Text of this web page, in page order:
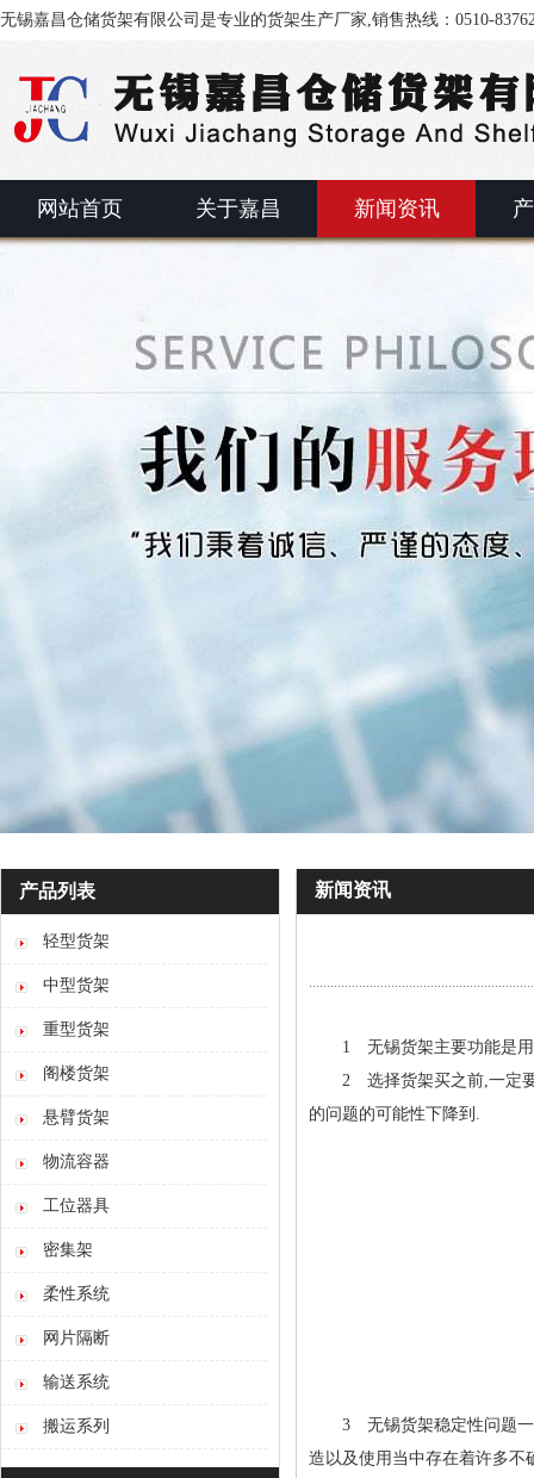
无锡嘉昌仓储货架有限公司是专业的货架生产厂家,销售热线：0510-
网站首页 关于嘉昌 新闻资讯
产品列表
轻型货架
中型货架
重型货架
阁楼货架
悬臂货架
物流容器
工位器具
密集架
柔性系统
网片隔断
输送系统
搬运系列
新闻资讯
1 无锡货架主要功能是用来
2 选择货架买之前,一定要
的问题的可能性下降到.
3 无锡货架稳定性问题一直
造以及使用当中存在着许多不